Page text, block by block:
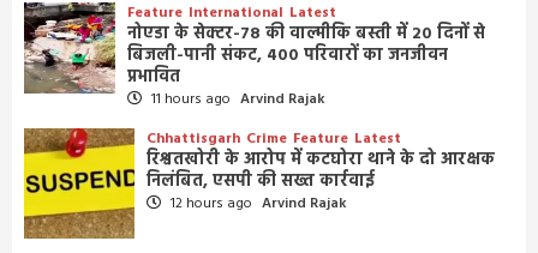
Feature International Latest
नोएडा के सेक्टर-78 की वाल्मीकि बस्ती में 20 दिनों से
बिजली-पानी संकट, 400 परिवारों का जनजीवन
प्रभावित
11 hours ago Arvind Rajak
Chhattisgarh Crime Feature Latest
रिश्वतखोरी के आरोप में कटघोरा थाने के दो आरक्षक
निलंबित, एसपी की सख्त कार्रवाई
12 hours ago Arvind Rajak